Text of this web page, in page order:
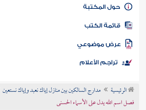
كتاب الأمة
المكتبة
الكتب
موضوعي
تراجم الأعلام
الرئيسية
مدارج السالكين بين منازل إياك نعبد وإياك نستعين
فصل اسم الله يدل على الأسماء الحسنى